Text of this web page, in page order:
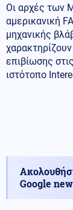
Οι αρχές των
αμερικανική
μηχανικής
επιβίωσης
ιστότοπο
Google